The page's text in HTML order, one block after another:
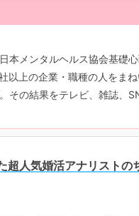
本メンタルヘルス協会基礎
以上の企業・職種の人をま
その結果をテレビ、雑誌、
超人気婚活アナリスト